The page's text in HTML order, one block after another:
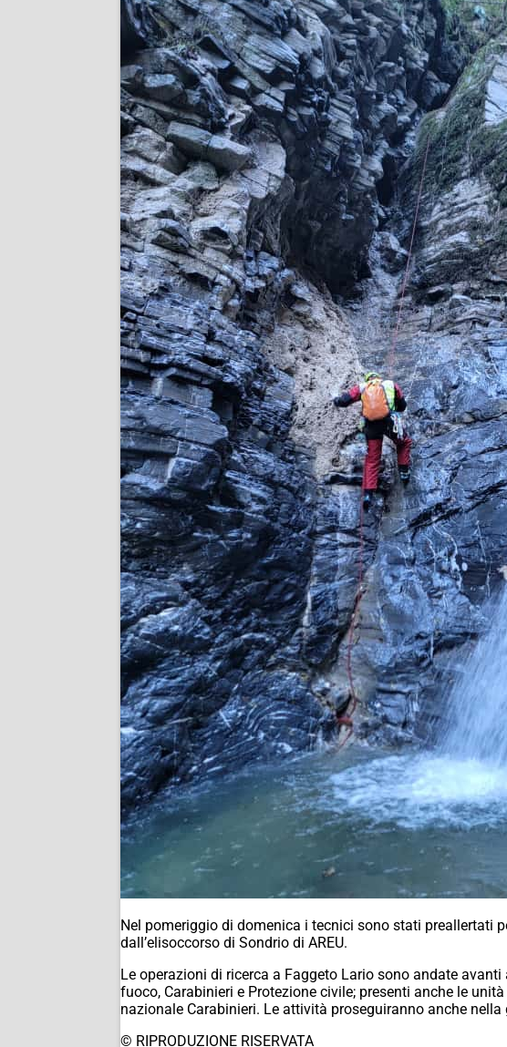
Nel pomeriggio di domenica i tecnici sono stati preallertati
dall’elisoccorso di Sondrio di AREU.
Le operazioni di ricerca a Faggeto Lario sono andate
fuoco, Carabinieri e Protezione civile; presenti anche le
nazionale Carabinieri. Le attività proseguiranno anche
© RIPRODUZIONE RISERVATA